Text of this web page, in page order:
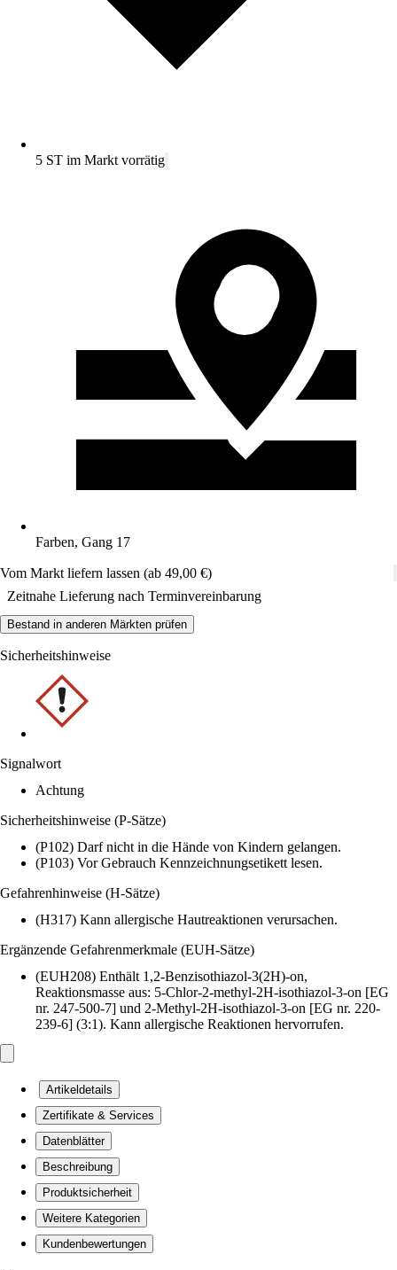
5 ST im Markt vorrätig
Farben, Gang 17
Vom Markt liefern lassen (ab 49,00 €)
Zeitnahe Lieferung nach Terminvereinbarung
Bestand in anderen Märkten prüfen
Sicherheitshinweise
Signalwort
Achtung
Sicherheitshinweise (P-Sätze)
(P102) Darf nicht in die Hände von Kindern gelangen.
(P103) Vor Gebrauch Kennzeichnungsetikett lesen.
Gefahrenhinweise (H-Sätze)
(H317) Kann allergische Hautreaktionen verursachen.
Ergänzende Gefahrenmerkmale (EUH-Sätze)
(EUH208) Enthält 1,2-Benzisothiazol-3(2H)-on,
Reaktionsmasse aus: 5-Chlor-2-methyl-2H-isothiazol-3-on [EG
nr. 247-500-7] und 2-Methyl-2H-isothiazol-3-on [EG nr. 220-
239-6] (3:1). Kann allergische Reaktionen hervorrufen.
Artikeldetails
Zertifikate & Services
Datenblätter
Beschreibung
Produktsicherheit
Weitere Kategorien
Kundenbewertungen